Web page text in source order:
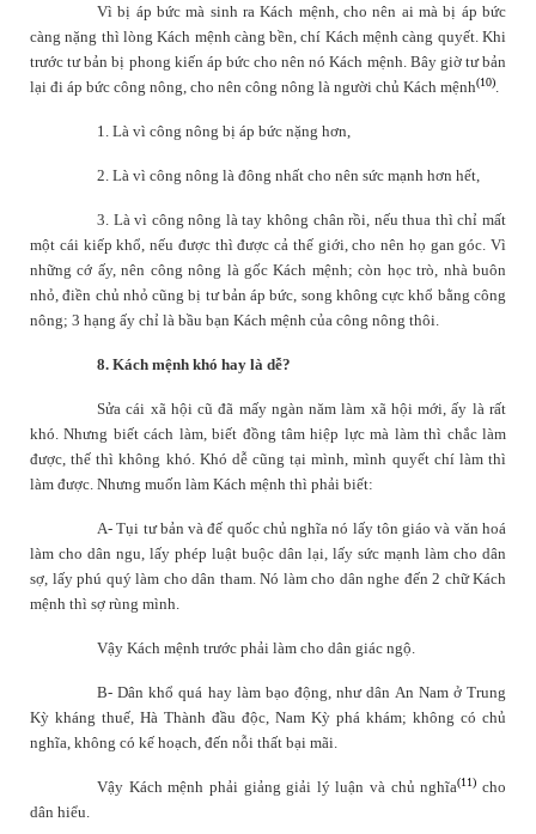
Vì bị áp bức mà sinh ra Kách mệnh, cho nên ai mà bị áp bức
càng nặng thì lòng Kách mệnh càng bền, chí Kách mệnh càng quyết. Khi
trước tư bản bị phong kiến áp bức cho nên nó Kách mệnh. Bây giờ tư bản
lại đi áp bức công nông, cho nên công nông là người chủ Kách mệnh(10)
1. Là vì công nông bị áp bức nặng hơn,
2. Là vì công nông là đông nhất cho nên sức mạnh hơn hết,
3. Là vì công nông là tay không chân rồi, nếu thua thì chỉ mất
một cái kiếp khổ, nếu được thì được cả thế giới, cho nên họ gan góc. Vì
những cớ ấy, nên công nông là gốc Kách mệnh; còn học trò, nhà buôn
nhỏ, điền chủ nhỏ cũng bị tư bản áp bức, song không cực khổ bằng công
nông; 3 hạng ấy chỉ là bầu bạn Kách mệnh của công nông thôi.
8. Kách mệnh khó hay là dễ?
Sửa cái xã hội cũ đã mấy ngàn năm làm xã hội mới, ấy là rất
khó. Nhưng biết cách làm, biết đồng tâm hiệp lực mà làm thì chắc làm
được, thế thì không khó. Khó dễ cũng tại mình, mình quyết chí làm thì
làm được. Nhưng muốn làm Kách mệnh thì phải biết:
A- Tụi tư bản và đế quốc chủ nghĩa nó lấy tôn giáo và văn hoá
làm cho dân ngu, lấy phép luật buộc dân lại, lấy sức mạnh làm cho dân
sợ, lấy phú quý làm cho dân tham. Nó làm cho dân nghe đến 2 chữ Kách
mệnh thì sợ rùng mình.
Vậy Kách mệnh trước phải làm cho dân giác ngộ.
B- Dân khổ quá hay làm bạo động, như dân An Nam ở Trung
Kỳ kháng thuế, Hà Thành đầu độc, Nam Kỳ phá khám; không có chủ
nghĩa, không có kế hoạch, đến nỗi thất bại mãi.
Vậy Kách mệnh phải giảng giải lý luận và chủ nghĩa(11) cho
dân hiểu.